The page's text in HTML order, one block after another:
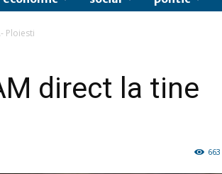
Ploiesti
direct la tine
663